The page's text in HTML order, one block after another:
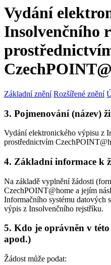
Vydání
Insolvenčního
Základní znění Rozšířené znění
3. Pojmenování (název)
Vydání elektronického výpisu z
prostřednictvím
4. Základní informace k
Na základě vyplnění žádosti
CzechPOINT@home a jejím
Informačního systému datových
výpis z Insolvenčního rejstříku.
5. Kdo je oprávněn v
apod.)
Žádost může podat: